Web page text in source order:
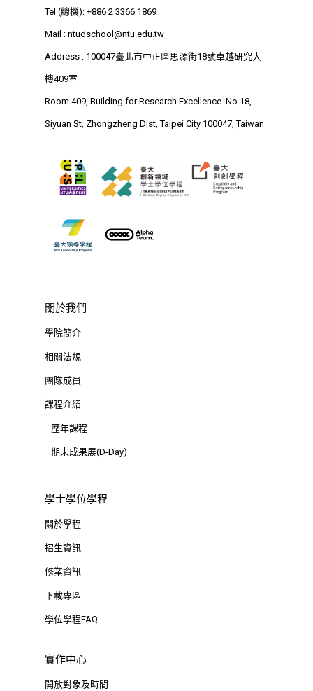
Tel (總機): +886 2 3366 1869
Mail : ntudschool@ntu.edu.tw
Address : 100047臺北市中正區思源街18號卓越研究大
樓409室
Room 409, Building for Research Excellence. No.18,
Siyuan St, Zhongzheng Dist, Taipei City 100047, Taiwan
關於我們
學院簡介
相關法規
團隊成員
課程介紹
–歷年課程
–期末成果展(D-Day)
學士學位學程
關於學程
招生資訊
修業資訊
下載專區
學位學程FAQ
實作中心
開放對象及時間
Address : 100047臺北
Room 409, Building for
Taipei City 100047,